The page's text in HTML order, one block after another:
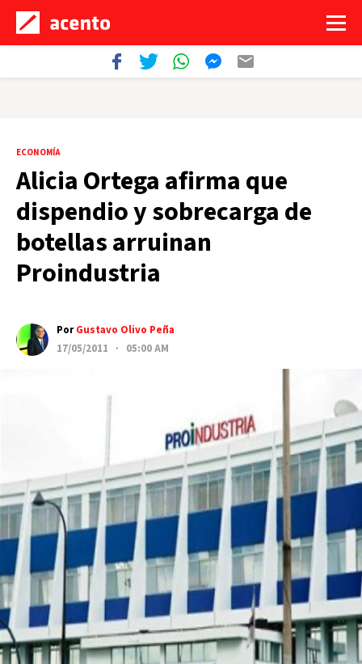
ECONOMÍA
Alicia Ortega afirma que
dispendio y sobrecarga de
botellas arruinan
Proindustria
PorGustavo Olivo Peña
17/05/2011 · 05:00 AM